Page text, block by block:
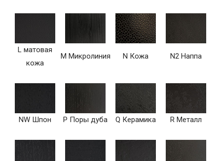
L матовая
кожа
M Микролиния N Кожа N2 Наппа
NW Шпон P Поры дуба Q Керамика R Металл